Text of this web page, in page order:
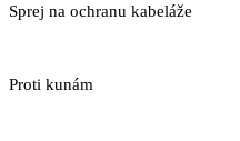
Sprej na ochranu kabeláže
Proti kunám